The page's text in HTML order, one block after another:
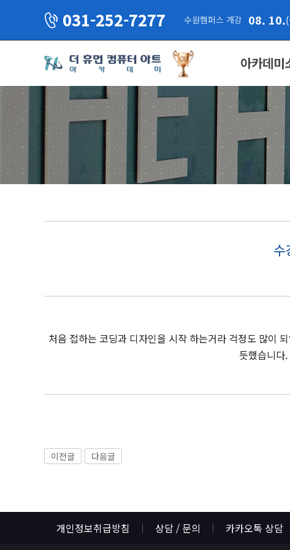
031-252-7277 수원캠퍼스 개강 08. 10.
아카데미
수
처음 접하는 코딩과 디자인을 시작 하는거라 걱정도 많이
듯했습니다
이전글 다음글
개인정보취급방침 상담 / 문의 카카오톡 상담